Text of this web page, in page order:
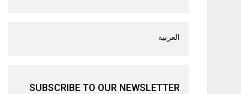
العربية
SUBSCRIBE TO OUR NEWSLETTER